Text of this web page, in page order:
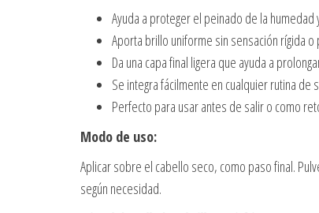
Ayuda a proteger el peinado de la humedad
Aporta brillo uniforme sin sensación rígida o
Da una capa final ligera que ayuda a
Se integra fácilmente en cualquier rutina de
Perfecto para usar antes de salir o como
Modo de uso:
Aplicar sobre el cabello seco, como paso final.
según necesidad.